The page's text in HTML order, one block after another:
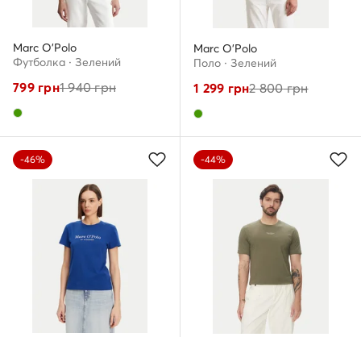
Marc O'Polo
Футболка · Зелений
799грн1 940грн
Marc O'Polo
Поло · Зелений
1 299 грн2 800грн
-46% -44%